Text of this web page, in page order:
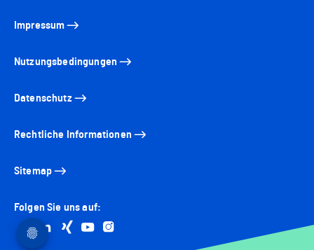
Impressum
Nutzungsbedingungen
Datenschutz
Rechtliche Informationen
Sitemap
Folgen Sie uns auf:
Go to facebook
Go to linkedin
Go to xing
Go to youtube
Go to instagram